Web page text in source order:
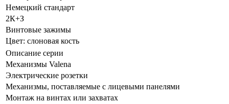
Немецкий стандарт
2К+З
Винтовые зажимы
Цвет: слоновая кость
Описание серии
Механизмы Valena
Электрические розетки
Механизмы, поставляемые с лицевыми панелями
Монтаж на винтах или захватах